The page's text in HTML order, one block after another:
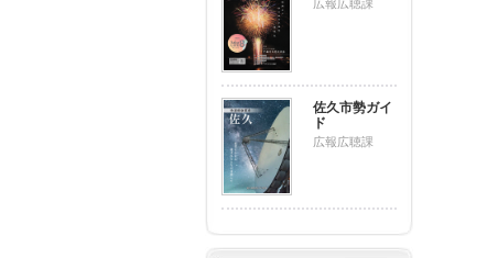
広報広聴課
佐久市勢ガイ
ド
広報広聴課